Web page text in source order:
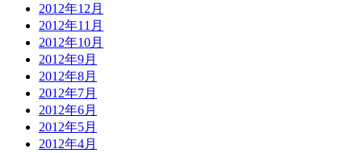
2012年12月
2012年11月
2012年10月
2012年9月
2012年8月
2012年7月
2012年6月
2012年5月
2012年4月